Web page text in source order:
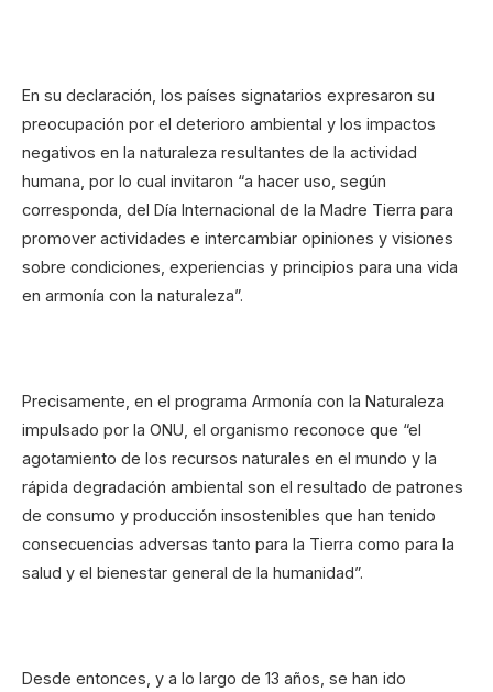
En su declaración, los países signatarios expresaron su
preocupación por el deterioro ambiental y los impactos
negativos en la naturaleza resultantes de la actividad
humana, por lo cual invitaron “a hacer uso, según
corresponda, del Día Internacional de la Madre Tierra para
promover actividades e intercambiar opiniones y visiones
sobre condiciones, experiencias y principios para una vida
en armonía con la naturaleza”.
Precisamente, en el programa Armonía con la Naturaleza
impulsado por la ONU, el organismo reconoce que “el
agotamiento de los recursos naturales en el mundo y la
rápida degradación ambiental son el resultado de patrones
de consumo y producción insostenibles que han tenido
consecuencias adversas tanto para la Tierra como para la
salud y el bienestar general de la humanidad”.
Desde entonces, y a lo largo de 13 años, se han ido